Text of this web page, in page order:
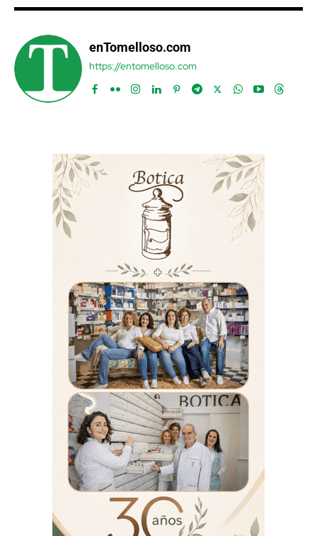
enTomelloso.com
https://entomelloso.com